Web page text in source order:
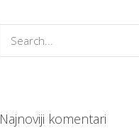
Najnoviji komentari